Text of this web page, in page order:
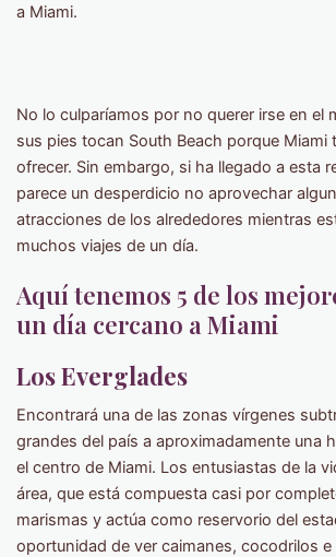
a Miami.
No lo culparíamos por no querer irse en el
sus pies tocan South Beach porque Miami
ofrecer. Sin embargo, si ha llegado a esta
parece un desperdicio no aprovechar
atracciones de los alrededores mientras
muchos viajes de un día.
Aquí tenemos 5 de los
un día cercano a Miami
Los Everglades
Encontrará una de las zonas vírgenes
grandes del país a aproximadamente una
el centro de Miami. Los entusiastas de la
área, que está compuesta casi por
marismas y actúa como reservorio del
oportunidad de ver caimanes, cocodrilos